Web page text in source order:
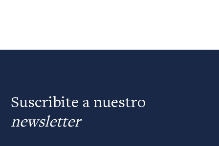
Suscribite a nuestro
newsletter